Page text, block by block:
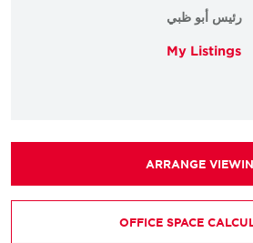
رئيس أبو ظبي
My Listings
ARRANGE
OFFICE SPACE